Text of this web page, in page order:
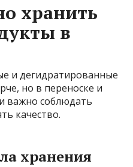
хранить
в
и дегидратированные
но в переноске и
важно соблюдать
качество.
хранения